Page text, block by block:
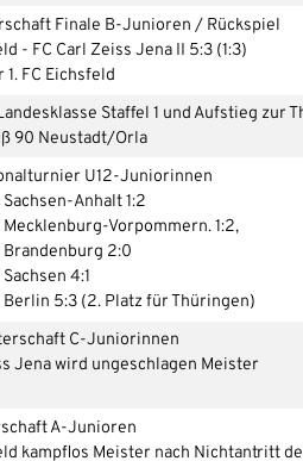
Finale B-Junioren / Rückspiel
- FC Carl Zeiss Jena II 5:3 (1:3)
FC Eichsfeld
Staffel 1 und Aufstieg zur
90 Neustadt/Orla
U12-Juniorinnen
Anhalt 1:2
Vorpommern. 1:2,
2:0
4:1
5:3 (2. Platz für Thüringen)
C-Juniorinnen
Jena wird ungeschlagen Meister
A-Junioren
kampflos Meister nach Nichtantritt